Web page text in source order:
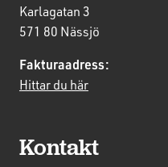
Karlagatan 3
571 80 Nässjö
Fakturaadress:
Hittar du här
Kontakt